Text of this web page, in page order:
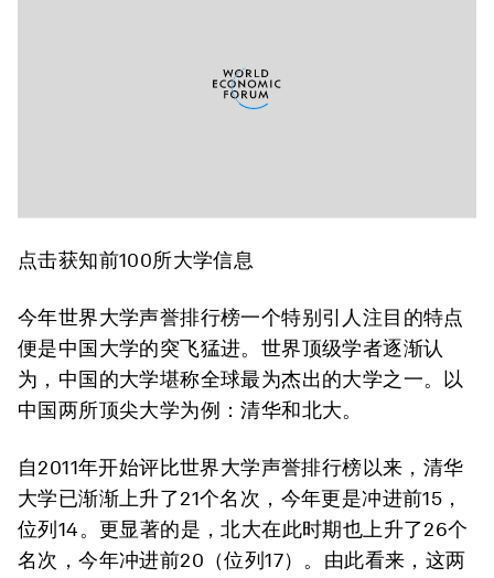
点击获知前100所大学信息
今年世界大学声誉排行榜一个特别引人注目的特点
便是中国大学的突飞猛进。世界顶级学者逐渐认
为，中国的大学堪称全球最为杰出的大学之一。以
中国两所顶尖大学为例：清华和北大。
自2011年开始评比世界大学声誉排行榜以来，清华
大学已渐渐上升了21个名次，今年更是冲进前15，
位列14。更显著的是，北大在此时期也上升了26个
名次，今年冲进前20（位列17）。由此看来，这两